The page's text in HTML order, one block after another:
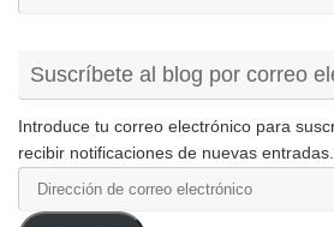
Suscríbete al blog por correo
Introduce tu correo electrónico para
recibir notificaciones de nuevas entradas.
Dirección
de